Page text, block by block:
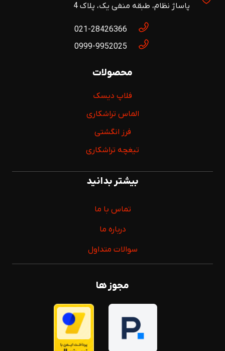
پاساژ نظام، طبقه منفی یک، پلاک 4
021-28426366
0999-9952025
محصولات
فلاپ دیسک
الماس تراشکاری
فرز انگشتی
تیغچه تراشکاری
بیشتر بدانید
تماس با ما
درباره ما
سوالات متداول
مجوز ها